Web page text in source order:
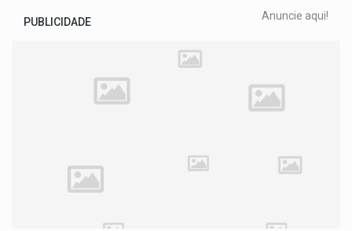
PUBLICIDADE Anuncie aqui!